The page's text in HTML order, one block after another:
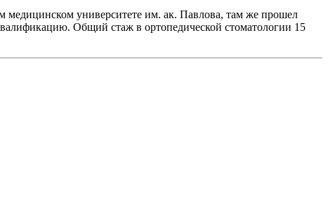
университете им. ак. Павлова, там же прошел
Общий стаж в ортопедической стоматологии 15